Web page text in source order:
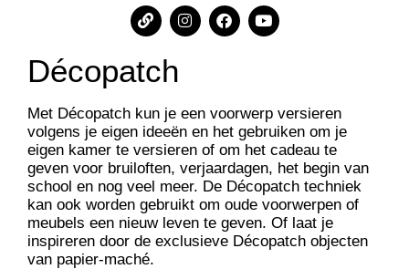
Décopatch
Met Décopatch kun je een voorwerp versieren
volgens je eigen ideeën en het gebruiken om je
eigen kamer te versieren of om het cadeau te
geven voor bruiloften, verjaardagen, het begin van
school en nog veel meer. De Décopatch techniek
kan ook worden gebruikt om oude voorwerpen of
meubels een nieuw leven te geven. Of laat je
inspireren door de exclusieve Décopatch objecten
van papier-maché.